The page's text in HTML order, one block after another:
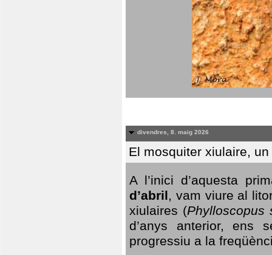
divendres, 8. maig 2026
El mosquiter xiulaire,
A l’inici d’aquesta
d’abril, vam viure al
xiulaires (Phylloscopus
d’anys anterior, ens
progressiu a la